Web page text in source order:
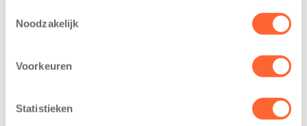
Noodzakelijk
Voorkeuren
Statistieken
Westerburcht in
kregen een…
belangrijke stap